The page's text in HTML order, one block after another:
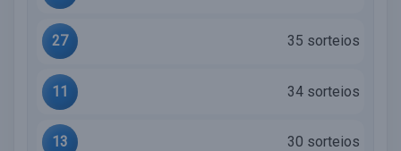
27 35 sorteios
11 34 sorteios
13 30 sorteios